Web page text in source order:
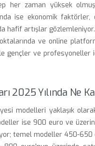
her zaman yüksek
ise ekonomik
hafif artışlar
ve online
gençler ve profesyoneller
2025 Yılında Ne
modelleri yaklaşık
ise 900 euro ve
temel modeller 450-650